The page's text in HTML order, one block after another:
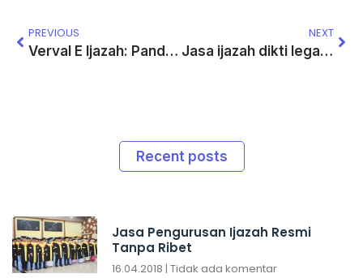
PREVIOUS
Verval E Ijazah: Panduan Lengkap dan Solusi Masalah
NEXT
Jasa ijazah dikti legal 2026 dari universitas mitra resmi
Recent posts
Jasa Pengurusan Ijazah Resmi
Tanpa Ribet
16.04.2018 Tidak ada komentar